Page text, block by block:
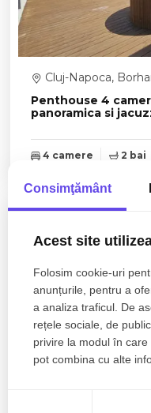
Penthouse 4
panoramica si
Cluj-Napoca,
4 camere 2 bai
Consimţământ
Acest site
Folosim cookie-uri
anunțurile, pentru a
a analiza traficul. De
rețele sociale, de
privire la modul în
pot combina cu alte